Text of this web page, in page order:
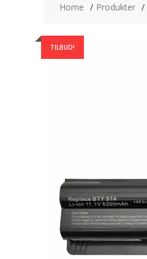
Home Produkter
TILBUD!